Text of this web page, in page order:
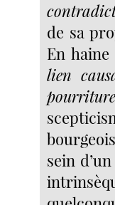
de sa
En haine
lien
pourriture
sein